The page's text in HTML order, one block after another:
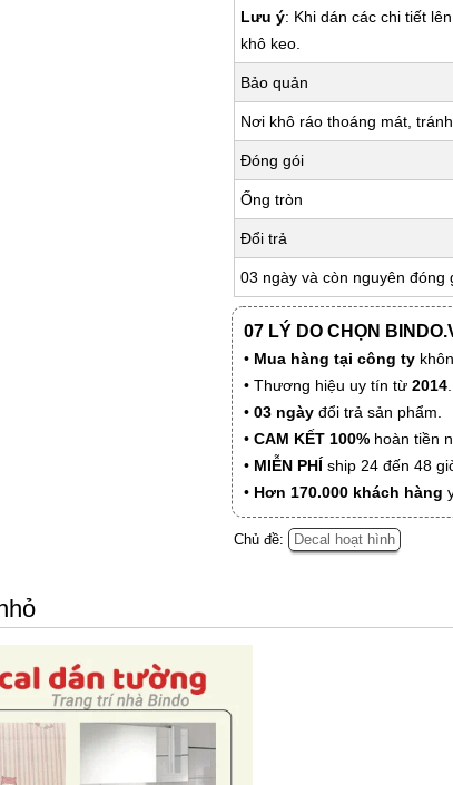
Lưu ý: Khi dán các chi tiết
khô keo.
Bảo quản
Nơi khô ráo thoáng mát,
Đóng gói
Ống tròn
Đổi trả
03 ngày và còn nguyên đóng
07 LÝ DO CHỌN
• Mua hàng tại công ty
• Thương hiệu uy tín từ 2014
• 03 ngày đổi trả sản phẩm.
• CAM KẾT 100% hoàn tiền
• MIỄN PHÍ ship 24 đến 48
• Hơn 170.000 khách hàng
Chủ đề: Decal hoạt hình